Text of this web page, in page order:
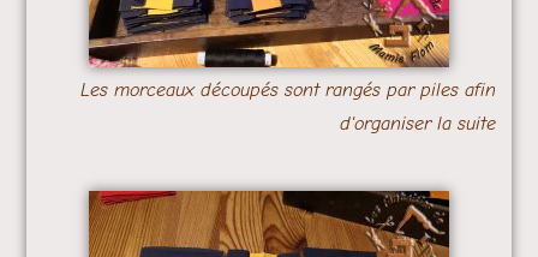
Les morceaux découpés sont rangés par piles afin
d'organiser la suite